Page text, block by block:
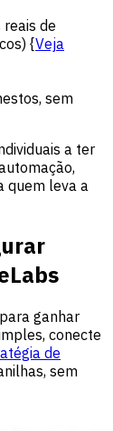
de
{Veja
sem
a ter
quem leva a
ganhar
conecte
de
sem